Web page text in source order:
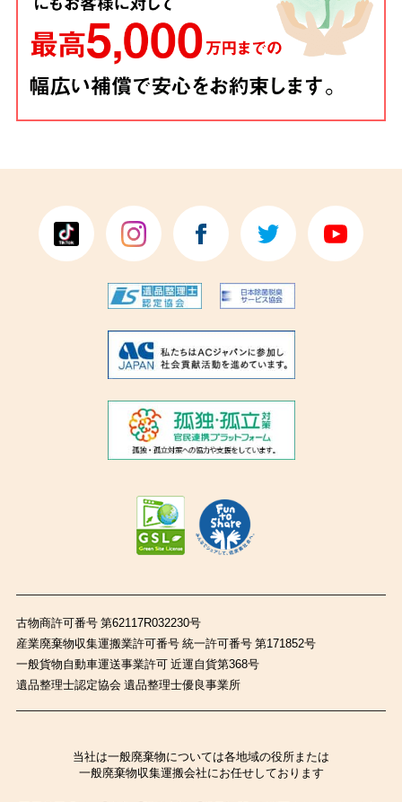
古物商許可番号 第62117R032230号
産業廃棄物収集運搬業許可番号 統一許可番号 第171852号
一般貨物自動車運送事業許可 近運自貨第368号
遺品整理士認定協会 遺品整理士優良事業所
当社は一般廃棄物については各地域の役所または
一般廃棄物収集運搬会社にお任せしております